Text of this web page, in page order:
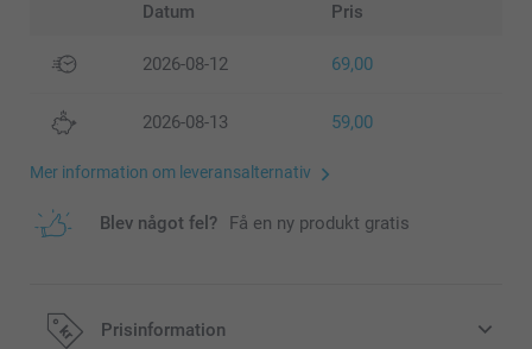
Datum Pris
2026-08-12 69,00
2026-08-13 59,00
Mer information om leveransalternativ
Blev något fel? Få en ny produkt gratis
Prisinformation